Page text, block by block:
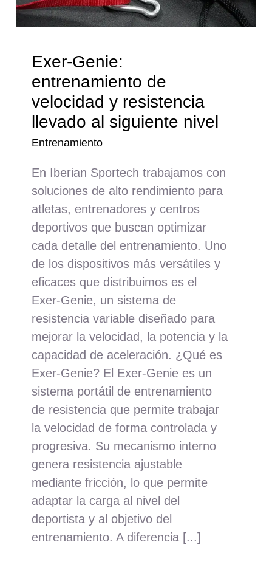
Mi cuenta
Exer-Genie:
entrenamiento de
velocidad y resistencia
llevado al siguiente nivel
Entrenamiento
En Iberian Sportech trabajamos con
soluciones de alto rendimiento para
atletas, entrenadores y centros
deportivos que buscan optimizar
cada detalle del entrenamiento. Uno
de los dispositivos más versátiles y
eficaces que distribuimos es el
Exer-Genie, un sistema de
resistencia variable diseñado para
mejorar la velocidad, la potencia y la
capacidad de aceleración. ¿Qué es
Exer-Genie? El Exer-Genie es un
sistema portátil de entrenamiento
de resistencia que permite trabajar
la velocidad de forma controlada y
progresiva. Su mecanismo interno
genera resistencia ajustable
mediante fricción, lo que permite
adaptar la carga al nivel del
deportista y al objetivo del
entrenamiento. A diferencia [...]